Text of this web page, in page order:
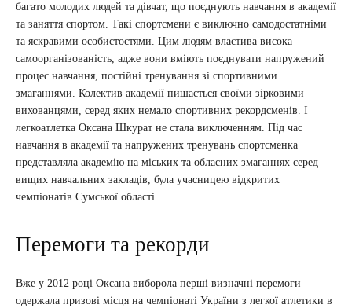
багато молодих людей та дівчат, що поєднують навчання в академії
та заняття спортом. Такі спортсмени є виключно самодостатніми
та яскравими особистостями. Цим людям властива висока
самоорганізованість, адже вони вміють поєднувати напружений
процес навчання, постійні тренування зі спортивними
змаганнями. Колектив академії пишається своїми зірковими
вихованцями, серед яких немало спортивних рекордсменів. І
легкоатлетка Оксана Шкурат не стала виключенням. Під час
навчання в академії та напружених тренувань спортсменка
представляла академію на міських та обласних змаганнях серед
вищих навчальних закладів, була учасницею відкритих
чемпіонатів Сумської області.
Перемоги та рекорди
Вже у 2012 році Оксана виборола перші визначні перемоги –
одержала призові місця на чемпіонаті України з легкої атлетики в